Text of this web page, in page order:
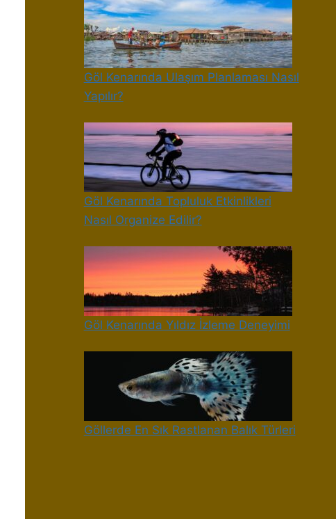
Göl Kenarında Ulaşım Planlaması Nasıl
Yapılır?
Göl Kenarında Topluluk Etkinlikleri
Nasıl Organize Edilir?
Göl Kenarında Yıldız İzleme Deneyimi
Göllerde En Sık Rastlanan Balık Türleri